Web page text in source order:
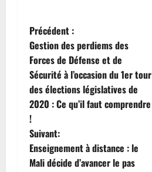
N
a
v
i
g
a
Précédent :
Gestion des perdiems des
Forces de Défense et de
Sécurité à l’occasion du 1er tour
des élections législatives de
2020 : Ce qu’il faut comprendre
!
Suivant:
Enseignement à distance : le
Mali décide d’avancer le pas